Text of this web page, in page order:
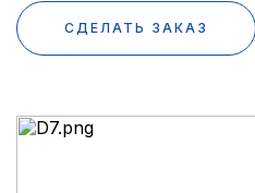
СДЕЛАТЬ ЗАКАЗ